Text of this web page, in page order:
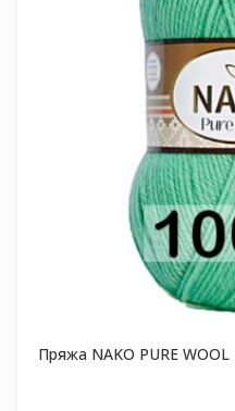
Пряжа NAKO PURE WOOL